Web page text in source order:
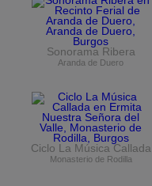
Sonorama Ribera
Aranda de Duero
Ciclo La Música Callada
Monasterio de Rodilla